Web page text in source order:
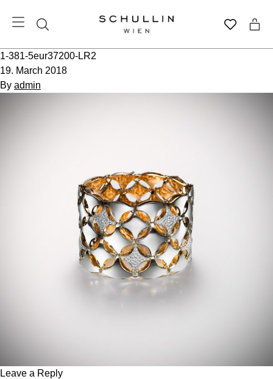
1-381-5eur37200-LR2
19. March 2018
By admin
Leave a Reply